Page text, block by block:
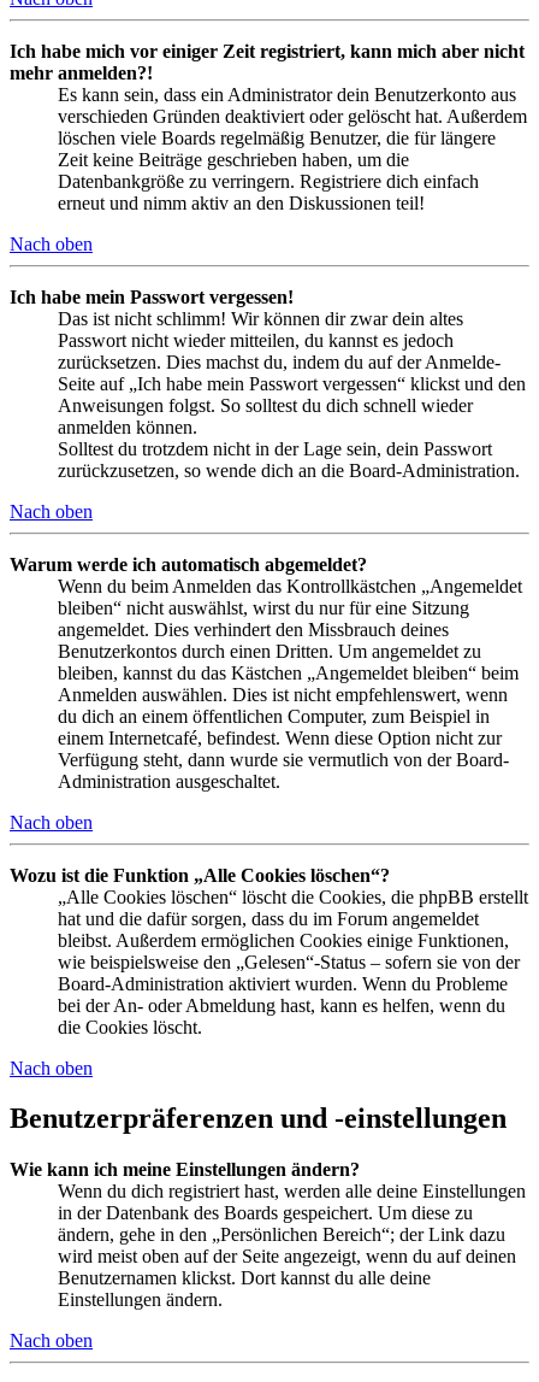
Ich habe mich vor einiger Zeit registriert, kann mich aber nicht
mehr anmelden?!
Es kann sein, dass ein Administrator dein Benutzerkonto aus
verschieden Gründen deaktiviert oder gelöscht hat. Außerdem
löschen viele Boards regelmäßig Benutzer, die für längere
Zeit keine Beiträge geschrieben haben, um die
Datenbankgröße zu verringern. Registriere dich einfach
erneut und nimm aktiv an den Diskussionen teil!
Nach oben
Ich habe mein Passwort vergessen!
Das ist nicht schlimm! Wir können dir zwar dein altes
Passwort nicht wieder mitteilen, du kannst es jedoch
zurücksetzen. Dies machst du, indem du auf der Anmelde-
Seite auf „Ich habe mein Passwort vergessen“ klickst und den
Anweisungen folgst. So solltest du dich schnell wieder
anmelden können.
Solltest du trotzdem nicht in der Lage sein, dein Passwort
zurückzusetzen, so wende dich an die Board-Administration.
Nach oben
Warum werde ich automatisch abgemeldet?
Wenn du beim Anmelden das Kontrollkästchen „Angemeldet
bleiben“ nicht auswählst, wirst du nur für eine Sitzung
angemeldet. Dies verhindert den Missbrauch deines
Benutzerkontos durch einen Dritten. Um angemeldet zu
bleiben, kannst du das Kästchen „Angemeldet bleiben“ beim
Anmelden auswählen. Dies ist nicht empfehlenswert, wenn
du dich an einem öffentlichen Computer, zum Beispiel in
einem Internetcafé, befindest. Wenn diese Option nicht zur
Verfügung steht, dann wurde sie vermutlich von der Board-
Administration ausgeschaltet.
Nach oben
Wozu ist die Funktion „Alle Cookies löschen“?
„Alle Cookies löschen“ löscht die Cookies, die phpBB erstellt
hat und die dafür sorgen, dass du im Forum angemeldet
bleibst. Außerdem ermöglichen Cookies einige Funktionen,
wie beispielsweise den „Gelesen“-Status – sofern sie von der
Board-Administration aktiviert wurden. Wenn du Probleme
bei der An- oder Abmeldung hast, kann es helfen, wenn du
die Cookies löscht.
Nach oben
Benutzerpräferenzen und -einstellungen
Wie kann ich meine Einstellungen ändern?
Wenn du dich registriert hast, werden alle deine Einstellungen
in der Datenbank des Boards gespeichert. Um diese zu
ändern, gehe in den „Persönlichen Bereich“; der Link dazu
wird meist oben auf der Seite angezeigt, wenn du auf deinen
Benutzernamen klickst. Dort kannst du alle deine
Einstellungen ändern.
Nach oben